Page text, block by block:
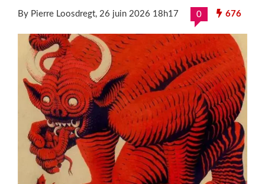
By Pierre Loosdregt, 26 juin 2026 18h17 0 676